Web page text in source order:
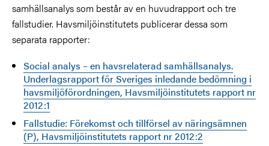
samhällsanalys som består av en huvudrapport och tre
fallstudier. Havsmiljöinstitutets publicerar dessa som
separata rapporter:
Social analys – en havsrelaterad samhällsanalys.
Underlagsrapport för Sveriges inledande bedömning i
havsmiljöförordningen, Havsmiljöinstitutets rapport nr
2012:1
Fallstudie: Förekomst och tillförsel av näringsämnen
(P), Havsmiljöinstitutets rapport nr 2012:2